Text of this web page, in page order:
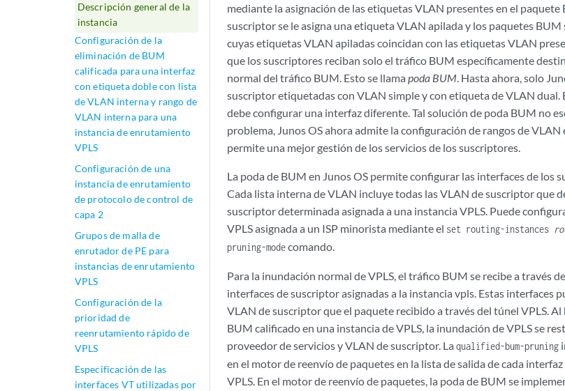
Descripción general de la
instancia
Configuración de la
eliminación de BUM
calificada para una interfaz
con etiqueta doble con lista
de VLAN interna y rango de
VLAN interna para una
instancia de enrutamiento
VPLS
Configuración de una
instancia de enrutamiento
de protocolo de control de
capa 2
Grupos de malla de
enrutador de PE para
instancias de enrutamiento
VPLS
Configuración de la
prioridad de
reenrutamiento rápido de
VPLS
Especificación de las
interfaces VT utilizadas por
mediante la asignación de las etiquetas VLAN presentes en el
suscriptor se le asigna una etiqueta VLAN apilada y los paquetes
cuyas etiquetas VLAN apiladas coincidan con las etiquetas VLAN
que los suscriptores reciban solo el tráfico BUM específicamente
normal del tráfico BUM. Esto se llama poda BUM. Hasta ahora, solo
suscriptor etiquetadas con VLAN simple y con etiqueta de VLAN dual.
debe configurar una interfaz diferente. Tal solución de poda BUM no
problema, Junos OS ahora admite la configuración de rangos de
permite una mejor gestión de los servicios de los suscriptores.
La poda de BUM en Junos OS permite configurar las interfaces de los
Cada lista interna de VLAN incluye todas las VLAN de suscriptor que
suscriptor determinada asignada a una instancia VPLS. Puede
VPLS asignada a un ISP minorista mediante el set routing-instances
pruning-modecomando.
Para la inundación normal de VPLS, el tráfico BUM se recibe a través
interfaces de suscriptor asignadas a la instancia vpls. Estas interfaces
VLAN de suscriptor que el paquete recibido a través del túnel VPLS.
BUM calificado en una instancia de VPLS, la inundación de VPLS se
proveedor de servicios y VLAN de suscriptor. La qualified-bum-pruning
en el motor de reenvío de paquetes en la lista de salida de cada
VPLS. En el motor de reenvío de paquetes, la poda de BUM se